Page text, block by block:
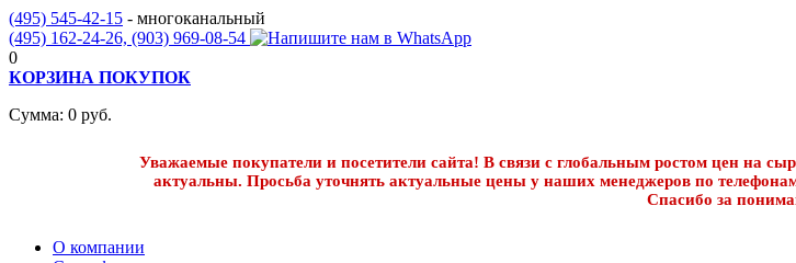
(495) 545-42-15 - многоканальный
(495) 162-24-26, (903) 969-08-54
0
КОРЗИНА ПОКУПОК
Сумма: 0 руб.
Уважаемые покупатели и посетители сайта! В связи с глобальным ростом цен на
актуальны. Просьба уточнять актуальные цены у наших менеджеров по
Спасибо за
О компании